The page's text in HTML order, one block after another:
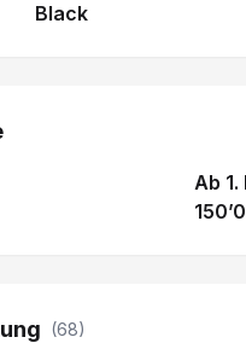
Black
Ab
(68)